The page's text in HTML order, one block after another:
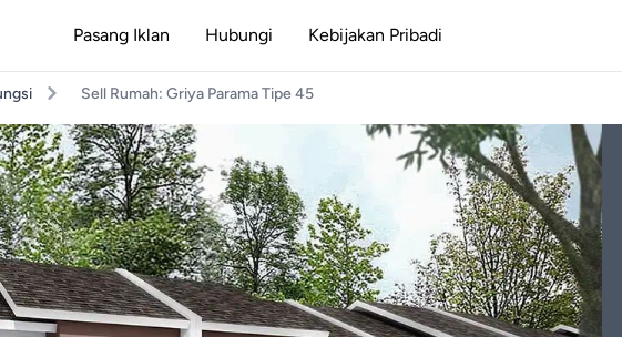
Pasang Iklan Hubungi Kebijakan Pribadi
Sell Rumah: Griya Parama Tipe 45